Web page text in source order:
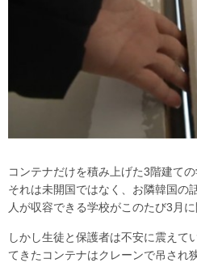
コンテナだけを積み上げた3階建て
それは未開国ではなく、お隣韓国の
人が収容できる学校がこのたび3月に
しかし生徒と保護者は不安に震えて
てきたコンテナはクレーンで吊され